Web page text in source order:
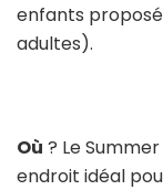
enfants
adultes).
Où ? Le
endroit idéal